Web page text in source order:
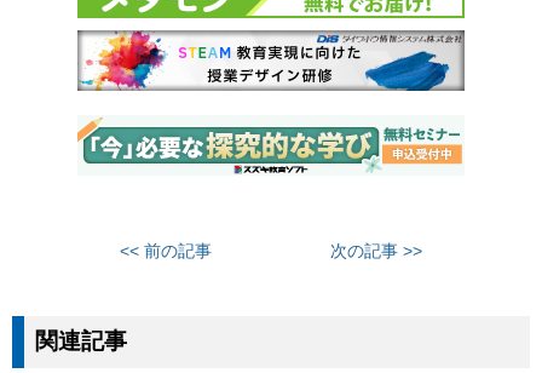
<< 前の記事 次の記事 >>
関連記事